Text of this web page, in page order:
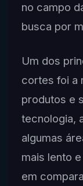
no campo
busca por
Um dos
cortes foi a
produtos e
tecnologia,
algumas
mais lento
em